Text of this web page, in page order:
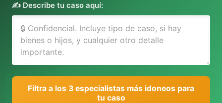
✍️ Describe tu caso aquí:
Filtra a los 3 especialistas más idoneos para
tu caso